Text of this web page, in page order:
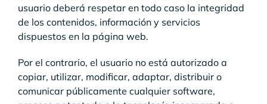
usuario deberá respetar en todo caso la integridad
de los contenidos, información y servicios
dispuestos en la página web.
Por el contrario, el usuario no está autorizado a
copiar, utilizar, modificar, adaptar, distribuir o
comunicar públicamente cualquier software,